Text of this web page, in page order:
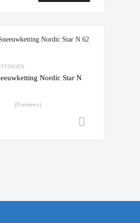
Nordic Star N
(0 reviews)